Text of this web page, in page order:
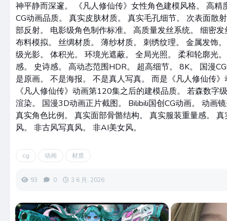
神平静而深邃。 《凡人修仙传》女性角色建模风格。 高精
CG动画品质。 真实皮肤材质。 真实毛孔细节。 次表面散
部反射。 电影级角色制作标准。 高质量发丝系统。 细密
布料模拟。 丝绸材质。 薄纱材质。 刺绣纹理。 金属发饰
级光影。 体积光。 环境光遮蔽。 全局光照。 柔和轮廓光
感。 史诗感。 高动态范围HDR。 超高细节。 8K。 国漫
是原画。 不是海报。 不是真人写真。 而是《凡人修仙传
《凡人修仙传》动画第120集之后的建模品质。 若森数字
渲染。 国漫3D动画正片截图。 Bilibili国创CG动画。 动画
真实角色比例。 真实面部骨骼结构。 真实服装重量感。
风。 非古风写真风。 非AI美女风。
cg 动画 材质
93 0 3 6 月, 2026